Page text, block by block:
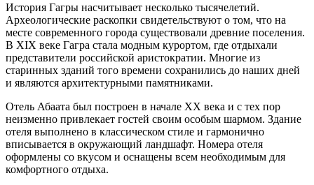
История Гагры насчитывает несколько тысячелетий.
Археологические раскопки свидетельствуют о том, что на
месте современного города существовали древние поселения.
В XIX веке Гагра стала модным курортом, где отдыхали
представители российской аристократии. Многие из
старинных зданий того времени сохранились до наших дней
и являются архитектурными памятниками.
Отель Абаата был построен в начале XX века и с тех пор
неизменно привлекает гостей своим особым шармом. Здание
отеля выполнено в классическом стиле и гармонично
вписывается в окружающий ландшафт. Номера отеля
оформлены со вкусом и оснащены всем необходимым для
комфортного отдыха.